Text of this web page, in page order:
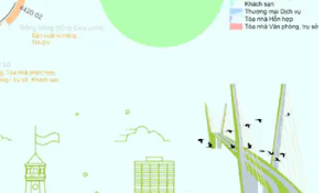
sao
thể thao
Sản phẩm mới
Tư vấn